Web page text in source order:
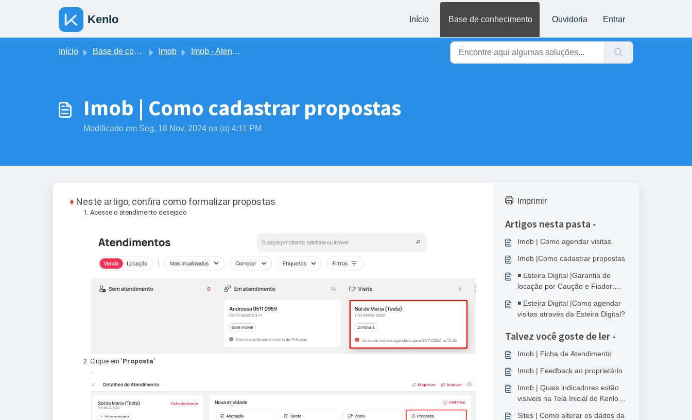
Kenlo Início Base de conhecimento Ouvidoria Entrar
Início Base de conhecimento Imob Imob - Atendimentos
Imob | Como cadastrar propostas
Modificado em Seg, 18 Nov, 2024 na (o) 4:11 PM
♦ Neste artigo, confira como formalizar propostas
Acesse o atendimento desejado
Clique em 'Proposta'
.
Imprimir
Artigos nesta pasta -
Imob | Como agendar visitas
Imob |Como cadastrar propostas
◾ Esteira Digital |Garantia de
locação por Caução e Fiador:
esteira digital?
◾ Esteira Digital |Como agendar
visitas através da Esteira Digital?
Talvez você goste de ler -
Imob | Ficha de Atendimento
Imob | Feedback ao proprietário
Imob | Quais indicadores estão
visíveis na Tela Inicial do Kenlo
Sites | Como alterar os dados da